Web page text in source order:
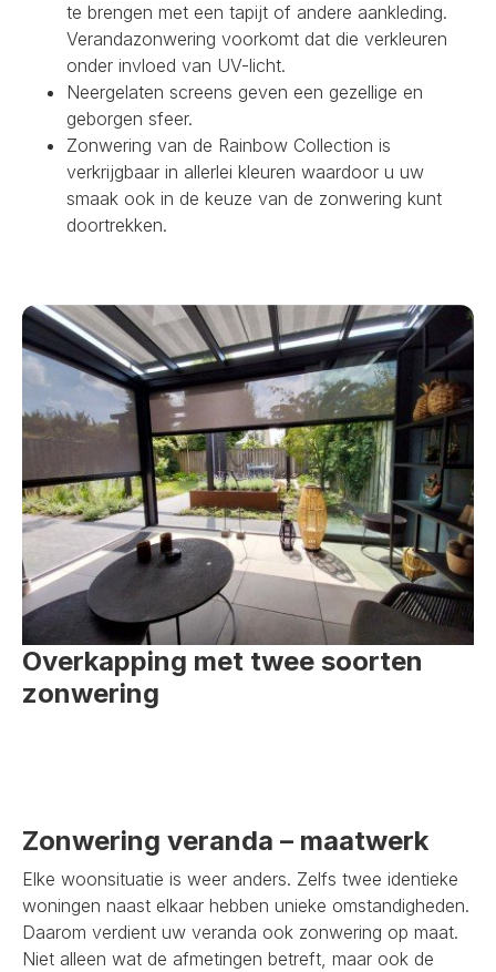
te brengen met een tapijt of andere aankleding.
Verandazonwering voorkomt dat die verkleuren
onder invloed van UV-licht.
Neergelaten screens geven een gezellige en
geborgen sfeer.
Zonwering van de Rainbow Collection is
verkrijgbaar in allerlei kleuren waardoor u uw
smaak ook in de keuze van de zonwering kunt
doortrekken.
Overkapping met twee soorten
zonwering
Zonwering veranda – maatwerk
Elke woonsituatie is weer anders. Zelfs twee identieke
woningen naast elkaar hebben unieke omstandigheden.
Daarom verdient uw veranda ook zonwering op maat.
Niet alleen wat de afmetingen betreft, maar ook de